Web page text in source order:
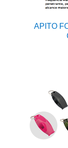
APITO